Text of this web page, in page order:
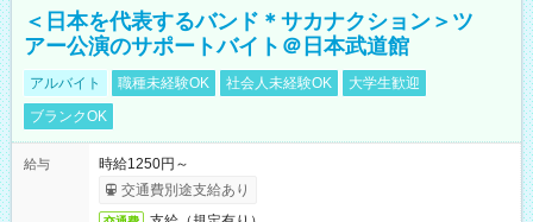
＜日本を代表するバンド＊サカナクション＞ツ
アー公演のサポートバイト＠日本武道館
アルバイト 職種未経験OK 社会人未経験OK
大学生歓迎
ブランクOK
給与
時給1250円～
交通費別途支給あり